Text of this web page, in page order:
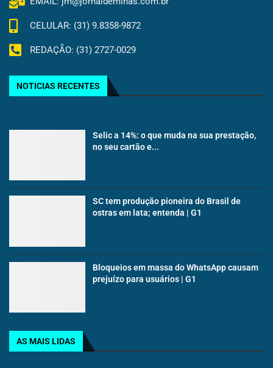
CELULAR: (31) 9.8358-9872
REDAÇÃO: (31) 2727-0029
NOTICIAS RECENTES
Selic a 14%: o que muda na sua prestação,
no seu cartão e...
SC tem produção pioneira do Brasil de
ostras em lata; entenda | G1
Bloqueios em massa do WhatsApp causam
prejuízo para usuários | G1
AS MAIS LIDAS